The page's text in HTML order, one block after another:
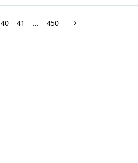
40 41 ... 450